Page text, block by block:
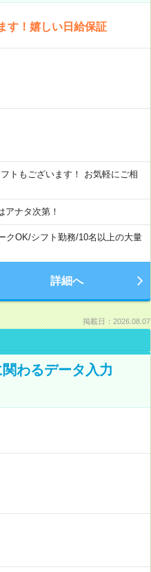
す！嬉しい日給保証
トもございます！ お気軽にご相
ナタ次第！
クOK/シフト勤務/10名以上の大量
詳細へ
掲載日：2026.08.07
わるデータ入力